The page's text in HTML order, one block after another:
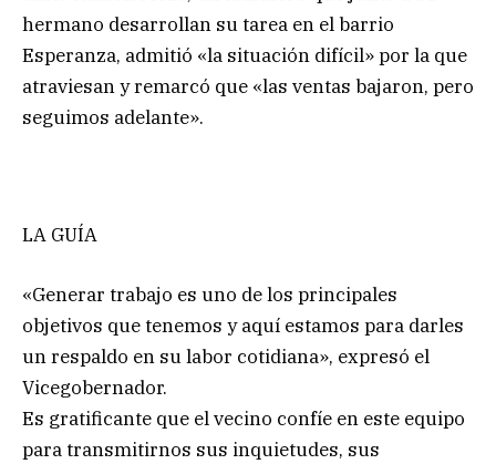
hermano desarrollan su tarea en el barrio
Esperanza, admitió «la situación difícil» por la que
atraviesan y remarcó que «las ventas bajaron, pero
seguimos adelante».
LA GUÍA
«Generar trabajo es uno de los principales
objetivos que tenemos y aquí estamos para darles
un respaldo en su labor cotidiana», expresó el
Vicegobernador.
Es gratificante que el vecino confíe en este equipo
para transmitirnos sus inquietudes, sus